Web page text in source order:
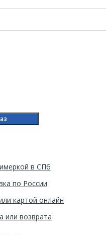
в СПб
по России
картой онлайн
или возврата